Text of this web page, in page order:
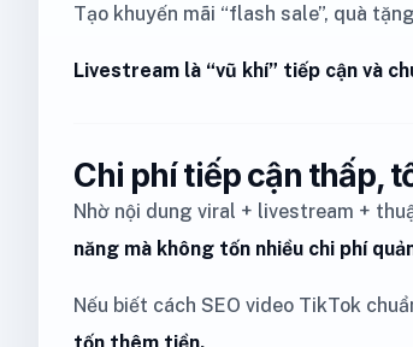
Tạo khuyến mãi “flash sale”, quà
Livestream là “vũ khí” tiếp cận và
Chi phí tiếp cận thấp,
Nhờ nội dung viral + livestream +
năng mà không tốn nhiều chi phí
Nếu biết cách SEO video TikTok